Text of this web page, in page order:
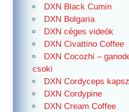
DXN Black Cumin
DXN Bolgaria
DXN céges videók
DXN Civattino Coffee
DXN Cocozhi –
csoki
DXN Cordyceps
DXN Cordypine
DXN Cream Coffee